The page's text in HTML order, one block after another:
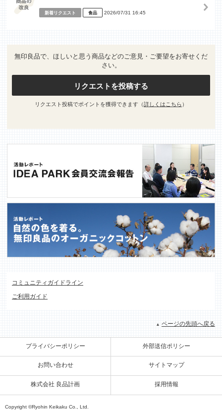
新着リクエスト 食品 2026/07/31 16:45
無印良品で、ほしいと思う商品などのご意見・ご要望をお寄せくだ
さい。
リクエストを投稿する
リクエスト投稿でポイントを獲得できます（詳しくはこちら ）
コミュニティガイドライン
ご利用ガイド
ページの先頭へ戻る
プライバシーポリシー 外部送信ポリシー
お問い合わせ サイトマップ
株式会社 良品計画 採用情報
Copyright ©Ryohin Keikaku Co., Ltd.